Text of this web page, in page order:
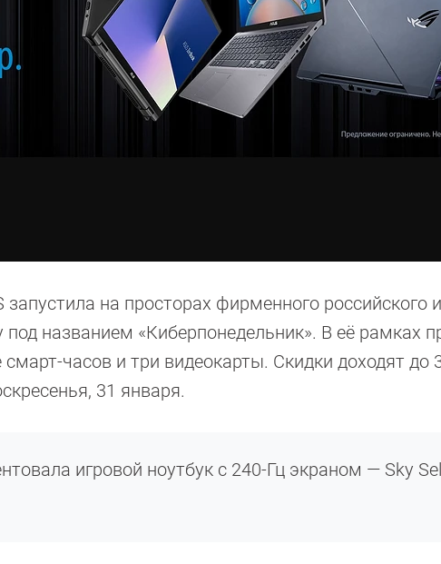
на просторах фирменного российского
названием «Киберпонедельник». В её рамках
часов и три видеокарты. Скидки доходят до
31 января.
игровой ноутбук с 240-Гц экраном — Sky